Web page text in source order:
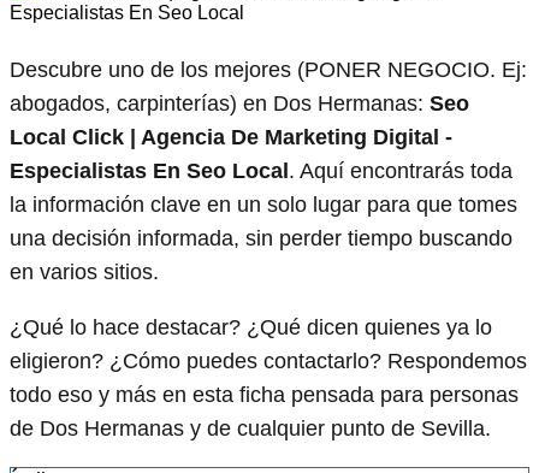
Descubre uno de los mejores (PONER NEGOCIO. Ej:
abogados, carpinterías) en Dos Hermanas: Seo
Local Click | Agencia De Marketing Digital -
Especialistas En Seo Local. Aquí encontrarás toda
la información clave en un solo lugar para que tomes
una decisión informada, sin perder tiempo buscando
en varios sitios.
¿Qué lo hace destacar? ¿Qué dicen quienes ya lo
eligieron? ¿Cómo puedes contactarlo? Respondemos
todo eso y más en esta ficha pensada para personas
de Dos Hermanas y de cualquier punto de Sevilla.